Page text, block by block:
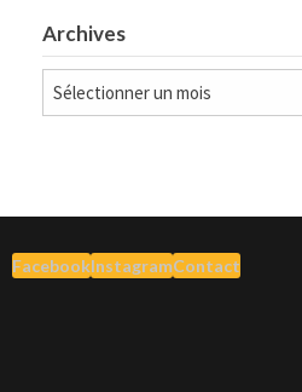
Archives
Archives
FacebookInstagramContact